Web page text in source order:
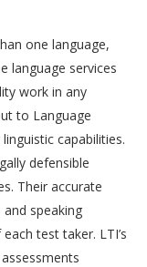
one language,
language services
work in any
to Language
capabilities.
defensible
Their accurate
speaking
test taker. LTI’s